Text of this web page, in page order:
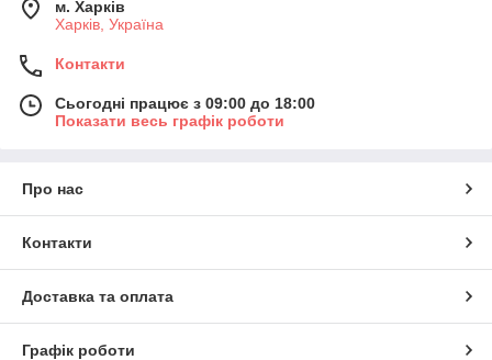
м. Харків
Харків, Україна
Контакти
Сьогодні працює з 09:00 до 18:00
Показати весь графік роботи
Про нас
Контакти
Доставка та оплата
Графік роботи